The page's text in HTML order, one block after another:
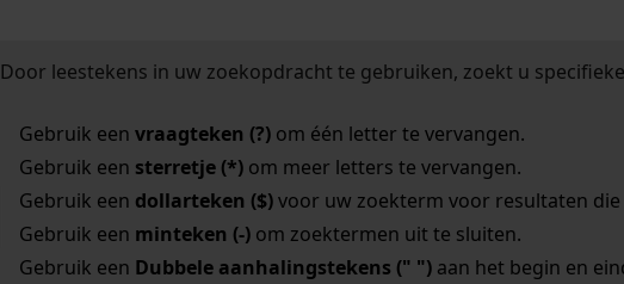
Door leestekens in uw zoekopdracht te gebruiken, zoekt u
Gebruik een vraagteken (?)om één letter te vervangen.
Gebruik een sterretje (*)om meer letters te vervangen.
Gebruik een dollarteken ($)voor uw zoekterm voor resultaten die
Gebruik een minteken (-)om zoektermen uit te sluiten.
Gebruik een Dubbele aanhalingstekens (" ")aan het begin en